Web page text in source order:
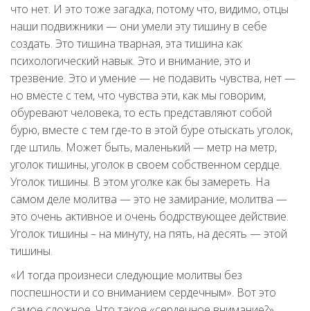
что нет. И это тоже загадка, потому что, видимо, отцы
наши подвижники — они умели эту тишину в себе
создать. Это тишина тварная, эта тишина как
психологический навык. Это и внимание, это и
трезвение. Это и умение — не подавить чувства, нет —
но вместе с тем, что чувства эти, как мы говорим,
обуревают человека, то есть представляют собой
бурю, вместе с тем где-то в этой буре отыскать уголок,
где штиль. Может быть, маленький — метр на метр,
уголок тишины, уголок в своем собственном сердце.
Уголок тишины. В этом уголке как бы замереть. На
самом деле молитва — это не замирание, молитва —
это очень активное и очень бодрствующее действие.
Уголок тишины – на минуту, на пять, на десять — этой
тишины.
«И тогда произнеси следующие молитвы без
поспешности и со вниманием сердечным». Вот это